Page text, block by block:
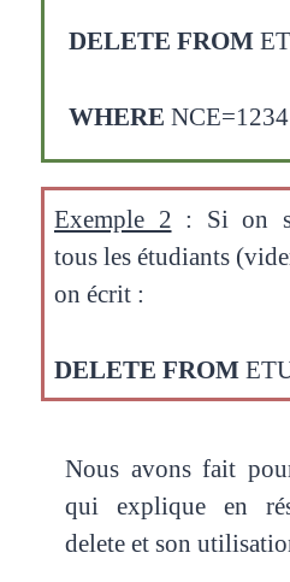
DELETE FROM
WHERE
Exemple 2 : Si on
tous les étudiants
on écrit :
DELETE FROM
Nous avons fait
qui explique en
delete et son